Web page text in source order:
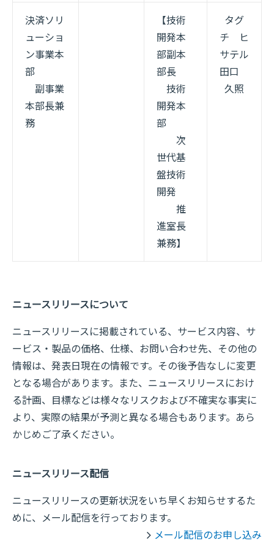
決済ソリ
ューショ
ン事業本
部
副事業
本部長兼
務
【技術
開発本
部副本
部長
技術
開発本
部
次
世代基
盤技術
開発
推
進室長
兼務】
タグ
チ ヒ
サテル
田口
久照
ニュースリリースについて
ニュースリリースに掲載されている、サービス内容、サ
ービス・製品の価格、仕様、お問い合わせ先、その他の
情報は、発表日現在の情報です。その後予告なしに変更
となる場合があります。また、ニュースリリースにおけ
る計画、目標などは様々なリスクおよび不確実な事実に
より、実際の結果が予測と異なる場合もあります。あら
かじめご了承ください。
ニュースリリース配信
ニュースリリースの更新状況をいち早くお知らせするた
めに、メール配信を行っております。
メール配信のお申し込み